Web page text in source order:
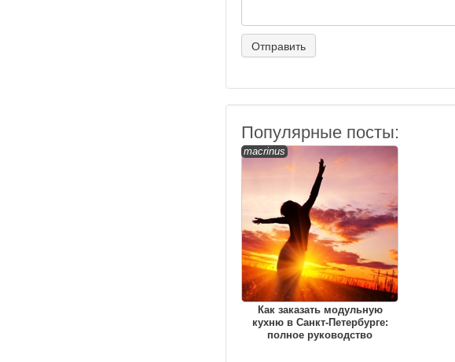
Популярные посты:
macrinus
Как заказать модульную
кухню в Санкт-Петербурге:
полное руководство